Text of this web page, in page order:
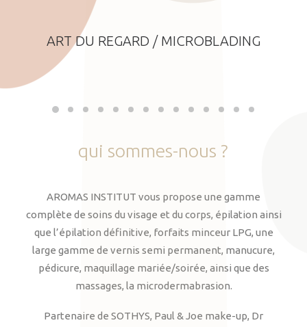
ART DU REGARD / MICROBLADING
qui sommes-nous ?
AROMAS INSTITUT vous propose une gamme
complète de soins du visage et du corps, épilation ainsi
que l’épilation définitive, forfaits minceur LPG, une
large gamme de vernis semi permanent, manucure,
pédicure, maquillage mariée/soirée, ainsi que des
massages, la microdermabrasion.
Partenaire de SOTHYS, Paul & Joe make-up, Dr